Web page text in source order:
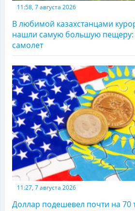
11:58, 7 августа 2026
В любимой казахстанцами
нашли самую большую пещеру:
самолет
11:27, 7 августа 2026
Доллар подешевел почти на 70